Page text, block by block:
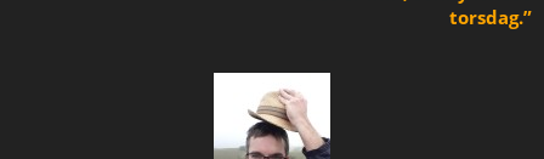
torsdag.”